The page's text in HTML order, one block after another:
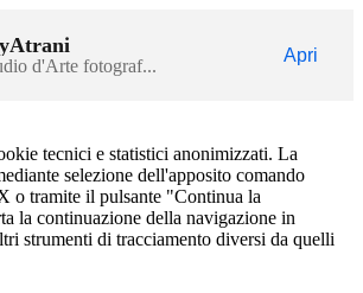
d'Arte fotograf...
Apri
tecnici e statistici anonimizzati. La
selezione dell'apposito comando
o tramite il pulsante "Continua la
la continuazione della navigazione in
strumenti di tracciamento diversi da quelli